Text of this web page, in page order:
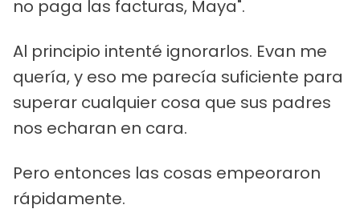
no paga las facturas, Maya".
Al principio intenté ignorarlos. Evan me
quería, y eso me parecía suficiente para
superar cualquier cosa que sus padres
nos echaran en cara.
Pero entonces las cosas empeoraron
rápidamente.